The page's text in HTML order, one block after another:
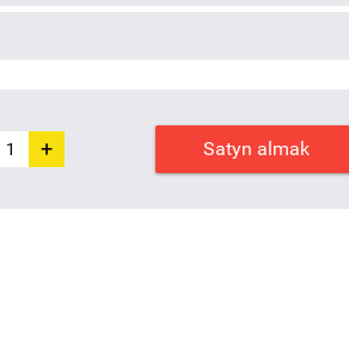
+ Satyn almak